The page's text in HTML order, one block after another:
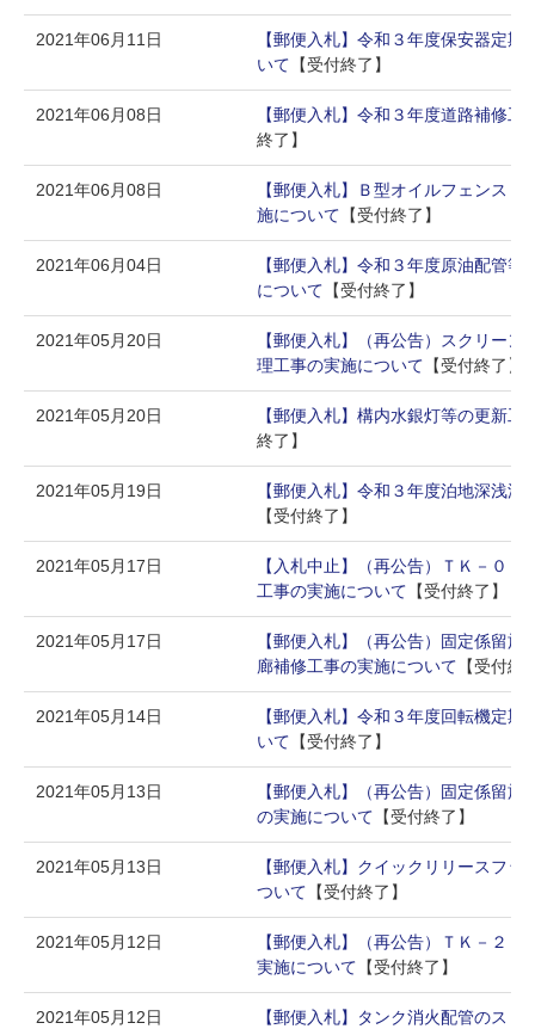
2021年06月11日
【郵便入札】令和３年度保安器定
いて 【受付終了】
2021年06月08日
【郵便入札】令和３年度道路補修工
終了】
2021年06月08日
【郵便入札】Ｂ型オイルフェンス
施について 【受付終了】
2021年06月04日
【郵便入札】令和３年度原油配管
について 【受付終了】
2021年05月20日
【郵便入札】（再公告）スクリー
理工事の実施について 【受付終了】
2021年05月20日
【郵便入札】構内水銀灯等の更新工
終了】
2021年05月19日
【郵便入札】令和３年度泊地深浅測
【受付終了】
2021年05月17日
【入札中止】（再公告）ＴＫ－０
工事の実施について 【受付終了】
2021年05月17日
【郵便入札】（再公告）固定係留
廊補修工事の実施について 【受付終
2021年05月14日
【郵便入札】令和３年度回転機定
いて 【受付終了】
2021年05月13日
【郵便入札】（再公告）固定係留
の実施について 【受付終了】
2021年05月13日
【郵便入札】クイックリリースフ
ついて 【受付終了】
2021年05月12日
【郵便入札】（再公告）ＴＫ－２
実施について 【受付終了】
2021年05月12日
【郵便入札】タンク消火配管のス